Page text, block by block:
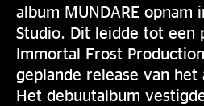
album MUNDARE opnam
Studio. Dit leidde tot een
Immortal Frost
geplande release van
Het debuutalbum